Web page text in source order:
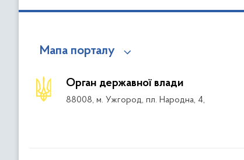
Мапа порталу
Орган державної влади
88008, м. Ужгород, пл. Народна, 4,